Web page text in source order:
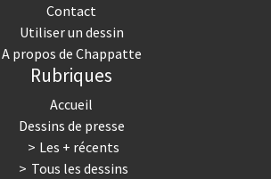
Pascal Couchepin
Peur des virus
SOS l'Europe!
Terrorisme
Contact
Utiliser un dessin
A propos de Chappatte
Rubriques
Accueil
Dessins de presse
Les + récents
Tous les dessins